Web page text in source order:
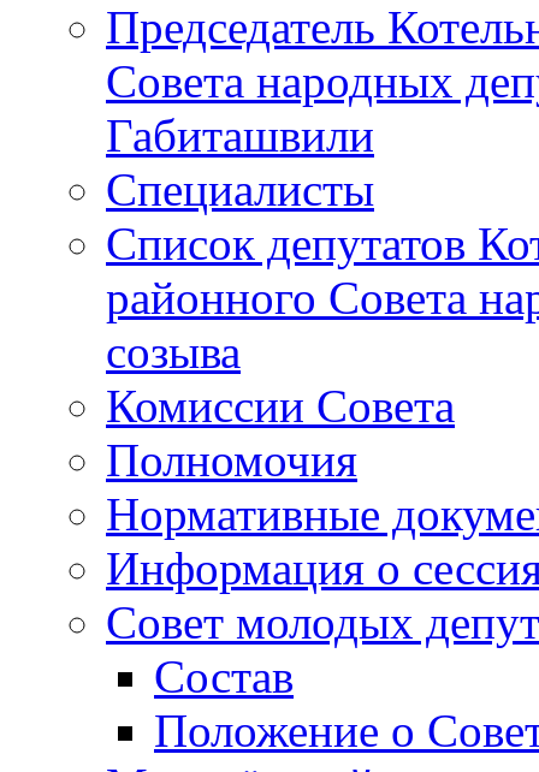
Председатель
Совета народных
Габиташвили
Специалисты
Список депутатов
районного Совета
созыва
Комиссии Совета
Полномочия
Нормативные
Информация о
Совет молодых
Состав
Положение о